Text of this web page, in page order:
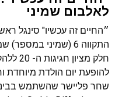
לאלבום שמיני
״החיים זה עכשיו" סינגל
התקווה 6 (שמיני
להופעת יום הולדת מיוחדת
שחר פליישר שהשתמש